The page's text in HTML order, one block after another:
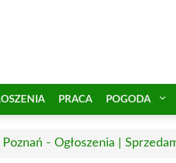
PRACA POGODA
Poznań - Ogłoszenia |